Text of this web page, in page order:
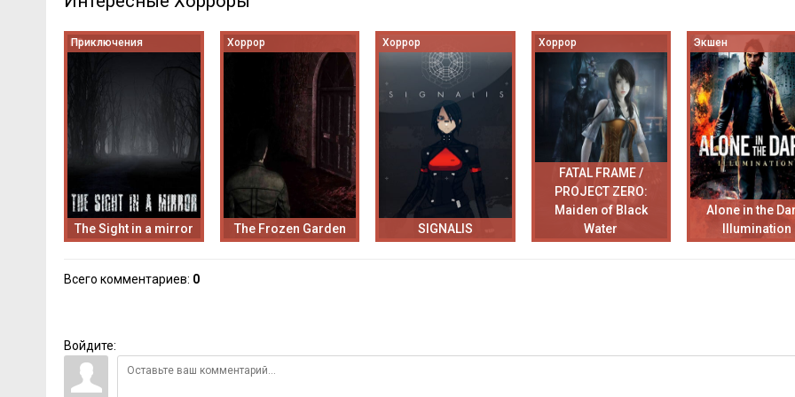
Приключения
The Sight in a mirror
Хоррор
The Frozen Garden
Хоррор
SIGNALIS
Хоррор
FATAL FRAME /
PROJECT ZERO:
Maiden of Black
Water
Экшен
Alone in the
Illumination
Всего комментариев: 0
Войдите: